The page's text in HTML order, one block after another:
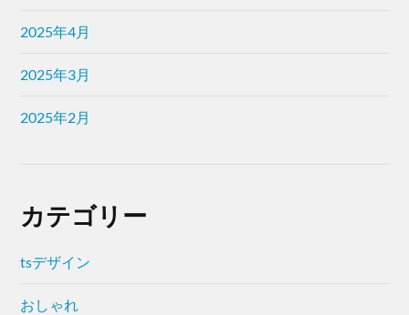
2025年4月
2025年3月
2025年2月
カテゴリー
tsデザイン
おしゃれ